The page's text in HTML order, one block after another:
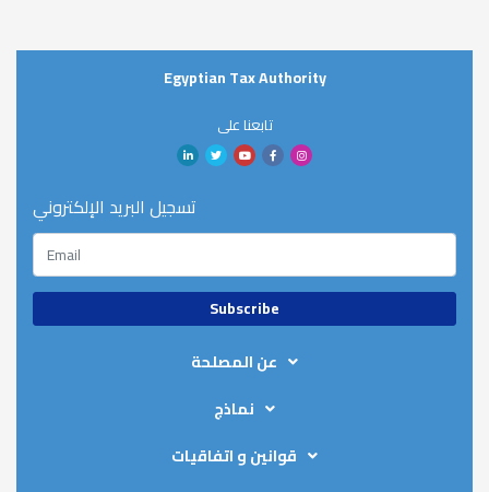
Egyptian Tax Authority
تابعنا على
تسجيل البريد الإلكتروني
عن المصلحة
Organizational Chart
Strategic Plan
عناوين المأموريات
نماذج
Salary Declaration Forms
قوانين و اتفاقيات